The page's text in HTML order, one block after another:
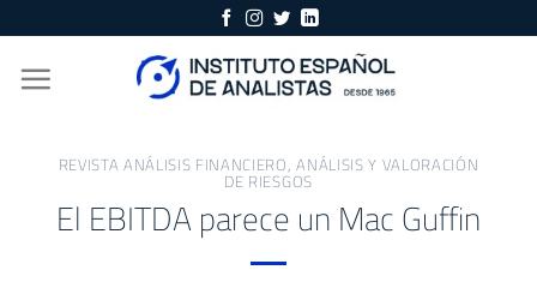
content
REVISTA ANÁLISIS FINANCIERO,ANÁLISIS Y VALORACIÓN
DE RIESGOS
El EBITDA parece un Mac Guffin